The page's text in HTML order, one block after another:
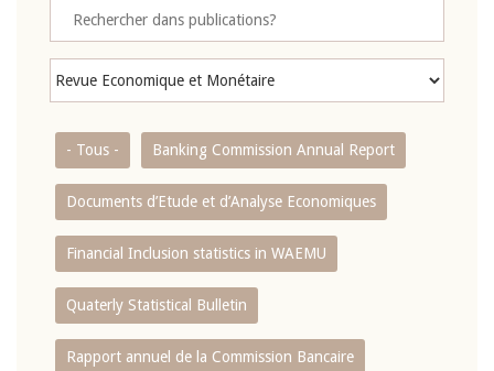
- Tous - Banking Commission Annual Report
Documents d’Etude et d’Analyse Economiques
Financial Inclusion statistics in WAEMU
Quaterly Statistical Bulletin
Rapport annuel de la Commission Bancaire